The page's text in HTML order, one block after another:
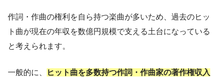
作詞・作曲の権利を自ら持つ楽曲が多いため、過去のヒッ
ト曲が現在の年収を数億円規模で支える土台になっている
と考えられます。
一般的に、
ヒット曲を多数持つ作詞・作曲家の著作権収入